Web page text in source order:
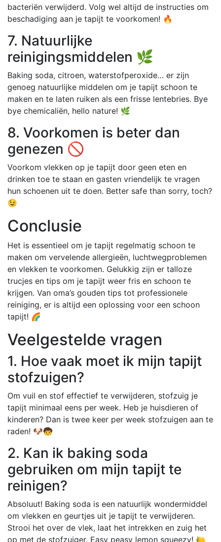
bacteriën verwijderd. Volg wel altijd de instructies om
beschadiging aan je tapijt te voorkomen! 🔥
7. Natuurlijke
reinigingsmiddelen 🌿
Baking soda, citroen, waterstofperoxide… er zijn
genoeg natuurlijke middelen om je tapijt schoon te
maken en te laten ruiken als een frisse lentebries. Bye
bye chemicaliën, hello nature! 🌿
8. Voorkomen is beter dan
genezen 🚫
Voorkom vlekken op je tapijt door geen eten en
drinken toe te staan en gasten vriendelijk te vragen
hun schoenen uit te doen. Better safe than sorry, toch?
😉
Conclusie
Het is essentieel om je tapijt regelmatig schoon te
maken om vervelende allergieën, luchtwegproblemen
en vlekken te voorkomen. Gelukkig zijn er talloze
trucjes en tips om je tapijt weer fris en schoon te
krijgen. Van oma’s gouden tips tot professionele
reiniging, er is altijd een oplossing voor een schoon
tapijt! 🌈
Veelgestelde vragen
1. Hoe vaak moet ik mijn tapijt
stofzuigen?
Om vuil en stof effectief te verwijderen, stofzuig je
tapijt minimaal eens per week. Heb je huisdieren of
kinderen? Dan is twee keer per week stofzuigen aan te
raden! 🐶🧒
2. Kan ik baking soda
gebruiken om mijn tapijt te
reinigen?
Absoluut! Baking soda is een natuurlijk wondermiddel
om vlekken en geurtjes uit je tapijt te verwijderen.
Strooi het over de vlek, laat het intrekken en zuig het
op met de stofzuiger. Easy peasy lemon squeezy! 🍋